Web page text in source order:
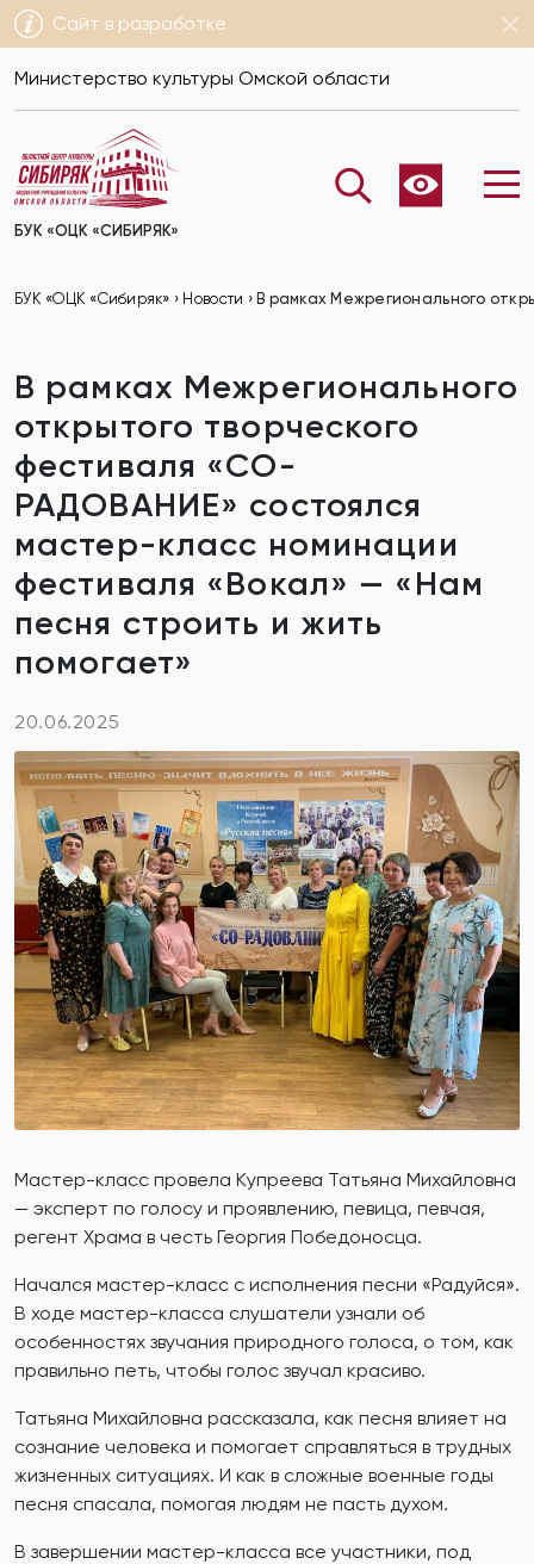
Сайт в разработке
Министерство культуры Омской области
БУК «ОЦК «СИБИРЯК»
БУК «ОЦК «Сибиряк» › Новости › В рамках Межрегионального
В рамках Межрегионального
открытого творческого
фестиваля «СО-
РАДОВАНИЕ» состоялся
мастер-класс номинации
фестиваля «Вокал» — «Нам
песня строить и жить
помогает»
20.06.2025
Мастер-класс провела Купреева Татьяна Михайловна
— эксперт по голосу и проявлению, певица, певчая,
регент Храма в честь Георгия Победоносца.
Начался мастер-класс с исполнения песни «Радуйся».
В ходе мастер-класса слушатели узнали об
особенностях звучания природного голоса, о том, как
правильно петь, чтобы голос звучал красиво.
Татьяна Михайловна рассказала, как песня влияет на
сознание человека и помогает справляться в трудных
жизненных ситуациях. И как в сложные военные годы
песня спасала, помогая людям не пасть духом.
В завершении мастер-класса все участники, под